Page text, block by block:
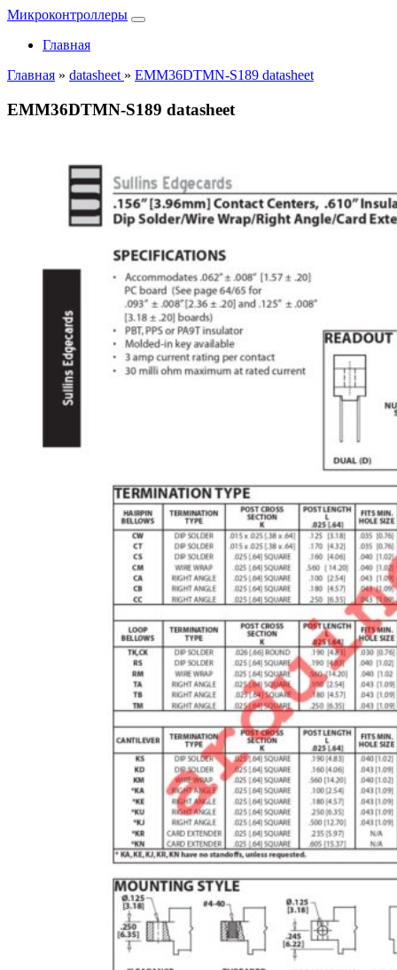
Микроконтроллеры
Главная
Главная » datasheet » EMM36DTMN-S189 datasheet
EMM36DTMN-S189 datasheet